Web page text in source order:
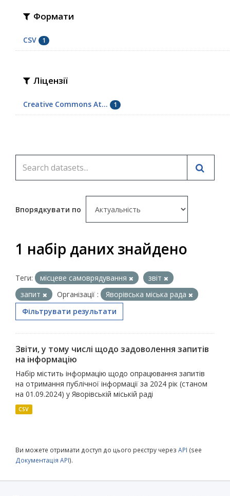
Формати
CSV 1
Ліцензії
Creative Commons At... 1
Впорядкувати по
1 набір даних знайдено
Теги: місцеве самоврядування
звіт
запит
Організації :
Яворівська міська рада
Фільтрувати результати
Звіти, у тому числі щодо задоволення запитів
на інформацію
Набір містить інформацію щодо опрацювання запитів
на отримання публічної інформації за 2024 рік (станом
на 01.09.2024) у Яворівській міській раді
CSV
Ви можете отримати доступ до цього реєстру через API (see
Документація API).